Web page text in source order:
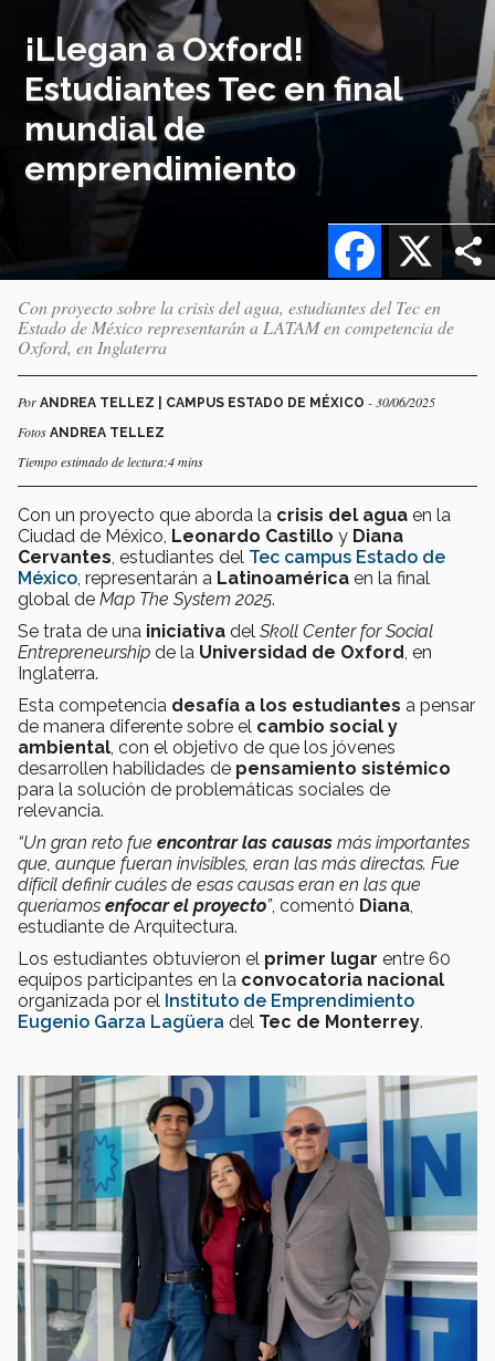
¡Llegan a Oxford!
Estudiantes Tec en final
mundial de
emprendimiento
X
Facebook
Con proyecto sobre la crisis del agua, estudiantes del Tec en
Estado de México representarán a LATAM en competencia de
Oxford, en Inglaterra
Por ANDREA TELLEZ | CAMPUS ESTADO DE MÉXICO - 30/06/2025
Fotos ANDREA TELLEZ
Tiempo estimado de lectura:4 mins
Con un proyecto que aborda la crisis del agua en la
Ciudad de México, Leonardo Castillo y Diana
Cervantes , estudiantes del Tec campus Estado de
México , representarán a Latinoamérica en la final
global de Map The System 2025.
Se trata de una iniciativa del Skoll Center for Social
Entrepreneurship de la Universidad de Oxford , en
Inglaterra.
Esta competencia desafía a los estudiantes a pensar
de manera diferente sobre el cambio social y
ambiental , con el objetivo de que los jóvenes
desarrollen habilidades de pensamiento sistémico
para la solución de problemáticas sociales de
relevancia.
“Un gran reto fue encontrar las causas más importantes
que, aunque fueran invisibles, eran las más directas. Fue
difícil definir cuáles de esas causas eran en las que
queríamos enfocar el proyecto”, comentó Diana
estudiante de Arquitectura.
Los estudiantes obtuvieron el primer lugar entre 60
equipos participantes en la convocatoria nacional
organizada por el Instituto de Emprendimiento
Eugenio Garza Lagüera del Tec de Monterrey.